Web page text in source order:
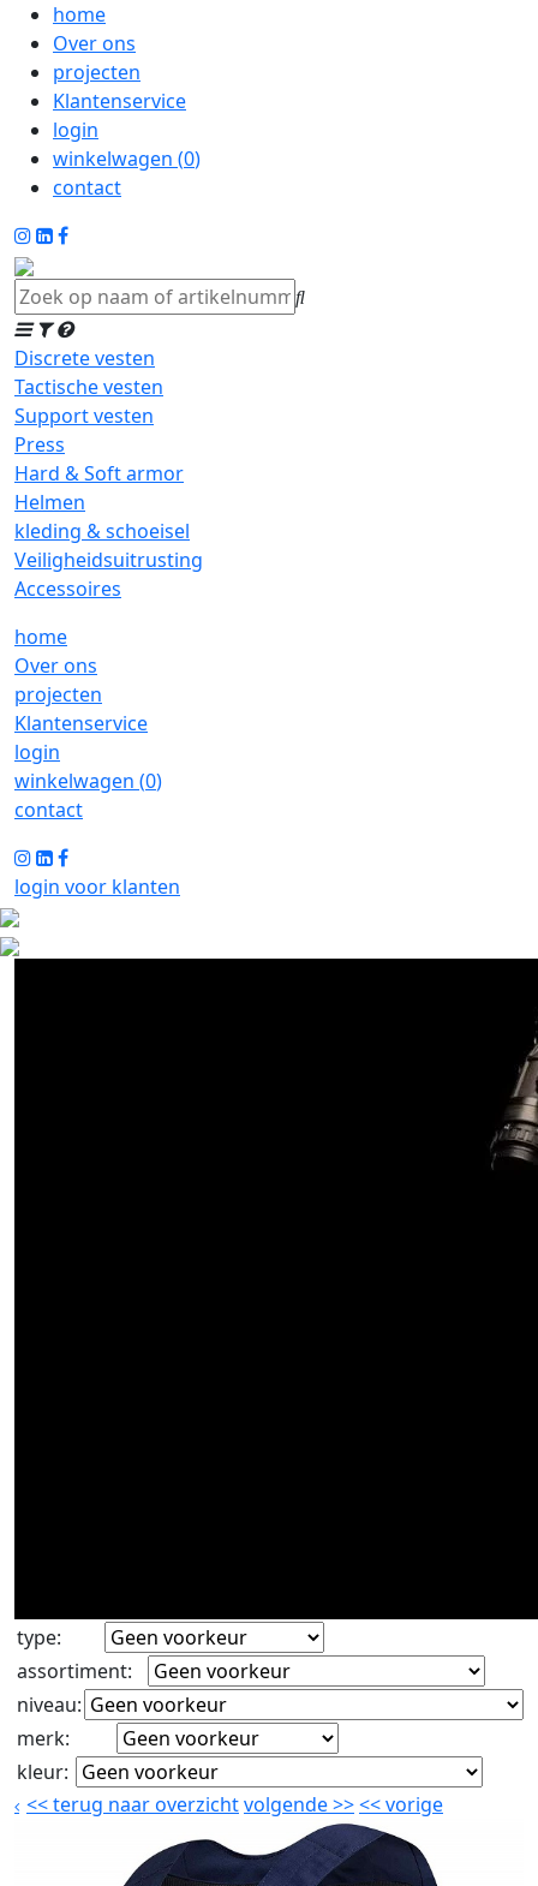
home
Over ons
projecten
Klantenservice
login
winkelwagen (0)
contact
Discrete vesten
Tactische vesten
Support vesten
Press
Hard & Soft armor
Helmen
kleding & schoeisel
Veiligheidsuitrusting
Accessoires
home
Over ons
projecten
Klantenservice
login
winkelwagen (0)
contact
login voor klanten
type:
assortiment:
niveau:
merk:
kleur:
<<terug naar overzichtvolgende>><<vorige